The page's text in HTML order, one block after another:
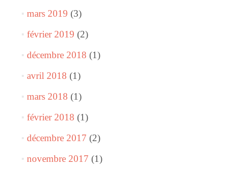
mars 2019 (3)
février 2019 (2)
décembre 2018 (1)
avril 2018 (1)
mars 2018 (1)
février 2018 (1)
décembre 2017 (2)
novembre 2017 (1)